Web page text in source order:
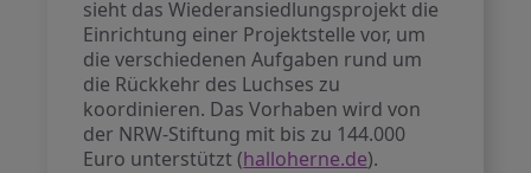
sieht das Wiederansiedlungsprojekt die
Einrichtung einer Projektstelle vor, um
die verschiedenen Aufgaben rund um
die Rückkehr des Luchses zu
koordinieren. Das Vorhaben wird von
der NRW-Stiftung mit bis zu 144.000
Euro unterstützt (halloherne.de).